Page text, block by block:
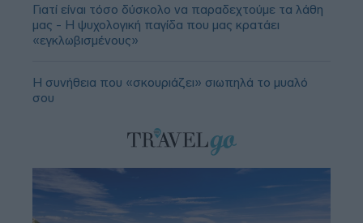
Γιατί είναι τόσο δύσκολο να παραδεχτούμε τα λάθη
μας - Η ψυχολογική παγίδα που μας κρατάει
«εγκλωβισμένους»
Η συνήθεια που «σκουριάζει» σιωπηλά το μυαλό
σου